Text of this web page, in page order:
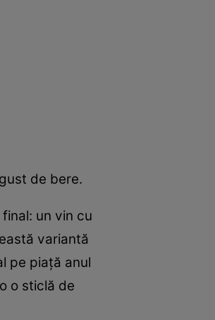
de bere.
un vin cu
variantă
pe piaţă anul
o sticlă de